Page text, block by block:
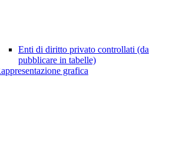
Enti di diritto privato controllati (da
pubblicare in tabelle)
grafica